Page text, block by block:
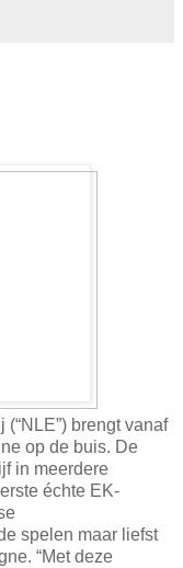
brengt vanaf
op de buis. De
in meerdere
échte EK-
spelen maar liefst
“Met deze